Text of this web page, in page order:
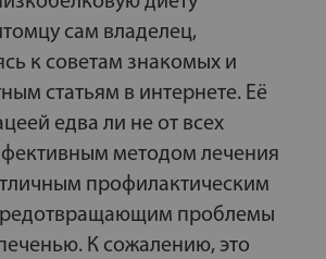
сам владелец,
к советам знакомых и
статьям в интернете. Её
едва ли не от всех
методом лечения
профилактическим
проблемы
К сожалению, это